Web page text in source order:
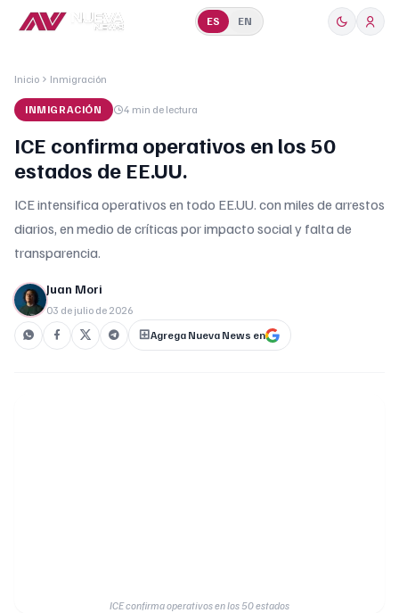
ES EN
Inicio Inmigración
INMIGRACIÓN 4 min de lectura
ICE confirma operativos en los 50
estados de EE.UU.
ICE intensifica operativos en todo EE.UU. con miles de arrestos
diarios, en medio de críticas por impacto social y falta de
transparencia.
Juan Mori
03 de julio de 2026
Agrega Nueva News en
ICE confirma operativos en los 50 estados